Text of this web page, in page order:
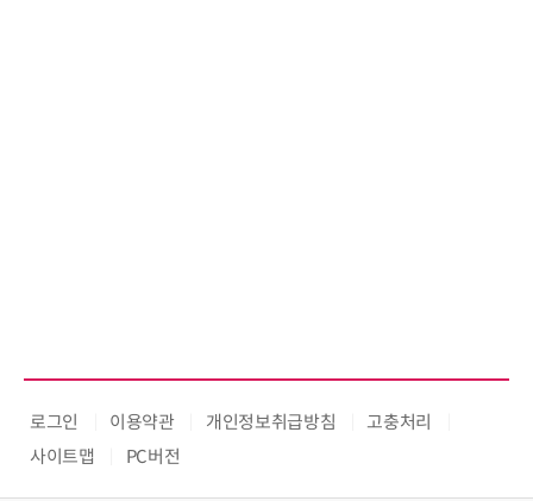
로그인 이용약관 개인정보취급방침
고충처리
사이트맵
PC버전